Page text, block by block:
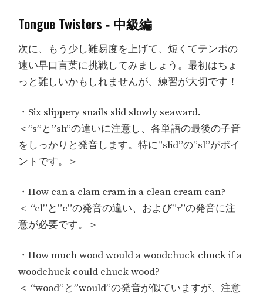
Tongue Twisters ‐ 中級編
次に、もう少し難易度を上げて、短くてテンポの
速い早口言葉に挑戦してみましょう。最初はちょ
っと難しいかもしれませんが、練習が大切です！
・Six slippery snails slid slowly seaward.
＜”s”と”sh”の違いに注意し、各単語の最後の子音
をしっかりと発音します。特に”slid”の”sl”がポイ
ントです。＞
・How can a clam cram in a clean cream can?
＜ “cl”と”c”の発音の違い、および”r”の発音に注
意が必要です。＞
・How much wood would a woodchuck chuck if a
woodchuck could chuck wood?
＜ “wood”と”would”の発音が似ていますが、注意